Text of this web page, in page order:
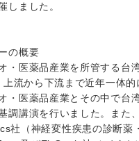
しました。
の概要
・医薬品産業を所管する台
流から下流まで近年一体的
・医薬品産業とその中で台
調講演を行いました。また
社（神経変性疾患の診断薬